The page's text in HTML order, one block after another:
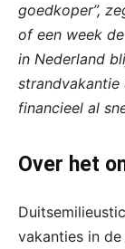
goedkoper”,
of een week
in Nederland
strandvakantie
financieel al
Over het
vakanties in